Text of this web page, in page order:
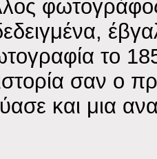
το
σαν ο
και μια